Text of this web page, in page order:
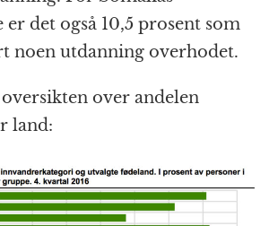
det også 10,5 prosent som
noen utdanning overhodet.
over andelen
land: